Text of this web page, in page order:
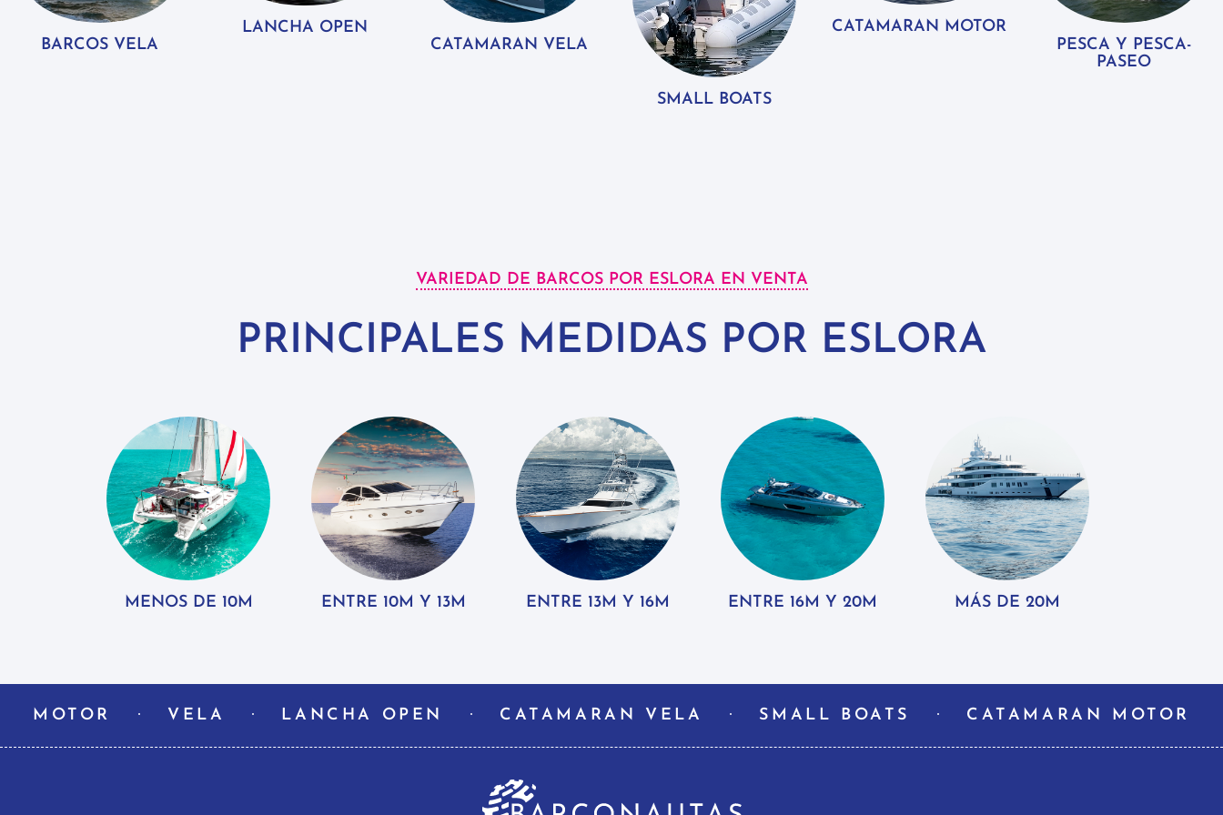
BARCOS VELA
LANCHA OPEN
CATAMARAN VELA
SMALL BOATS
CATAMARAN MOTOR
PESCA Y PESCA-
PASEO
VARIEDAD DE BARCOS POR ESLORA EN VENTA
PRINCIPALES MEDIDAS POR ESLORA
MENOS DE 10M ENTRE 10M Y 13M ENTRE 13M Y 16M ENTRE 16M Y 20M MÁS DE 20M
MOTOR VELA LANCHA OPEN CATAMARAN VELA SMALL BOATS CATAMARAN MOTOR